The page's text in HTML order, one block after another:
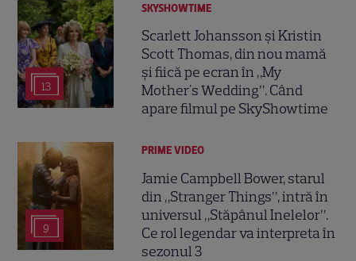
13
SKYSHOWTIME
Scarlett Johansson și Kristin
Scott Thomas, din nou mamă
și fiică pe ecran în „My
Mother's Wedding”. Când
apare filmul pe SkyShowtime
9
PRIME VIDEO
Jamie Campbell Bower, starul
din „Stranger Things”, intră în
universul „Stăpânul Inelelor”.
Ce rol legendar va interpreta în
sezonul 3